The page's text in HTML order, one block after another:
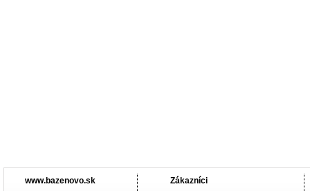
www.bazenovo.sk
Zákazníci